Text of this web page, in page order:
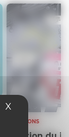
X Masquer le
SOLUTIONS